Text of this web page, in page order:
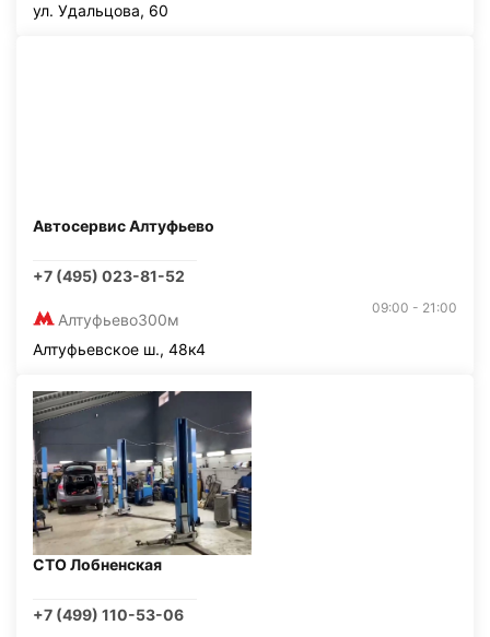
ул. Удальцова, 60
Автосервис Алтуфьево
+7 (495) 023-81-52
Алтуфьево300м
09:00 - 21:00
Алтуфьевское ш., 48к4
СТО Лобненская
+7 (499) 110-53-06